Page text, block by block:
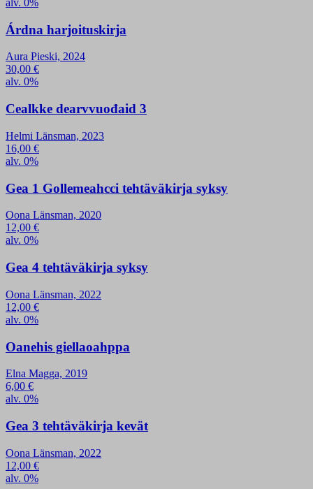
alv. 0%
Árdna harjoituskirja
Aura Pieski, 2024
30,00 €
alv. 0%
Cealkke dearvvuođaid 3
Helmi Länsman, 2023
16,00 €
alv. 0%
Gea 1 Gollemeahcci tehtäväkirja syksy
Oona Länsman, 2020
12,00 €
alv. 0%
Gea 4 tehtäväkirja syksy
Oona Länsman, 2022
12,00 €
alv. 0%
Oanehis giellaoahppa
Elna Magga, 2019
6,00 €
alv. 0%
Gea 3 tehtäväkirja kevät
Oona Länsman, 2022
12,00 €
alv. 0%